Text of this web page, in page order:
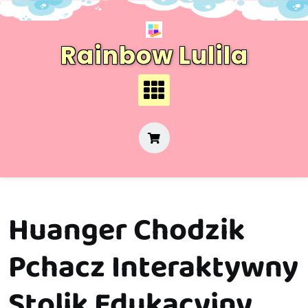
Skip
Rainbow Lulila
Huanger Chodzik
Pchacz Interaktywny